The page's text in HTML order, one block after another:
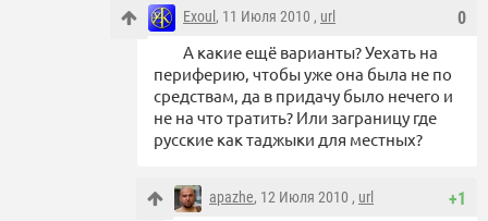
0
Exoul , 11 Июля 2010 , url
А какие ещё варианты? Уехать на
периферию, чтобы уже она была не по
средствам, да в придачу было нечего и
не на что тратить? Или заграницу где
русские как таджыки для местных?
+1
apazhe, 12 Июля 2010 , url